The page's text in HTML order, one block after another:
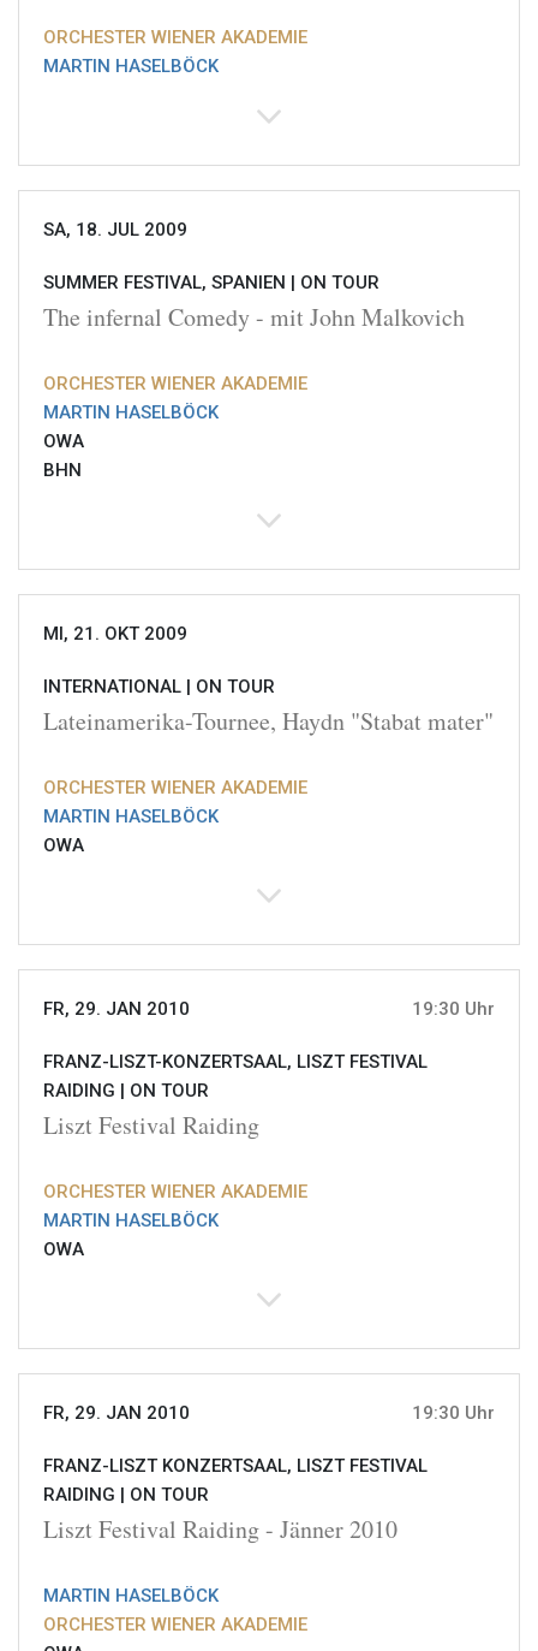
ORCHESTER WIENER AKADEMIE
MARTIN HASELBÖCK
SA, 18. JUL 2009
SUMMER FESTIVAL, SPANIEN | ON TOUR
The infernal Comedy - mit John Malkovich
ORCHESTER WIENER AKADEMIE
MARTIN HASELBÖCK
OWA
BHN
MI, 21. OKT 2009
INTERNATIONAL | ON TOUR
Lateinamerika-Tournee, Haydn "Stabat mater"
ORCHESTER WIENER AKADEMIE
MARTIN HASELBÖCK
OWA
FR, 29. JAN 2010 19:30 Uhr
FRANZ-LISZT-KONZERTSAAL, LISZT FESTIVAL
RAIDING | ON TOUR
Liszt Festival Raiding
ORCHESTER WIENER AKADEMIE
MARTIN HASELBÖCK
OWA
FR, 29. JAN 2010 19:30 Uhr
FRANZ-LISZT KONZERTSAAL, LISZT FESTIVAL
RAIDING | ON TOUR
Liszt Festival Raiding - Jänner 2010
MARTIN HASELBÖCK
ORCHESTER WIENER AKADEMIE